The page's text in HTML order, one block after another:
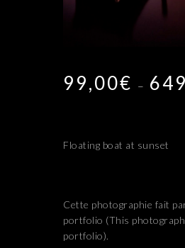
99,00€ –
Floating boat at sunset
Cette photographie fait
portfolio (This
portfolio).